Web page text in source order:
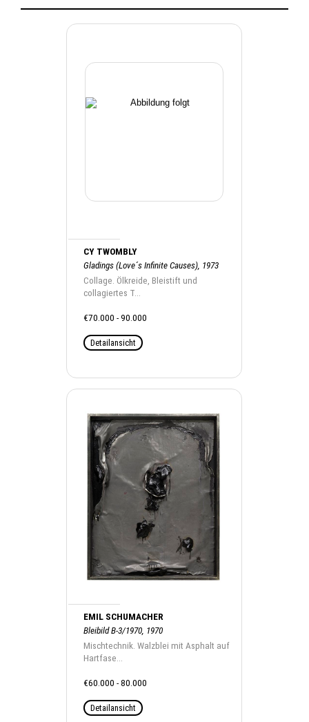
CY TWOMBLY
Gladings (Love´s Infinite Causes), 1973
Collage. Ölkreide, Bleistift und
collagiertes T...
€70.000 - 90.000
Detailansicht
EMIL SCHUMACHER
Bleibild B-3/1970, 1970
Mischtechnik. Walzblei mit Asphalt auf
Hartfase...
€60.000 - 80.000
Detailansicht